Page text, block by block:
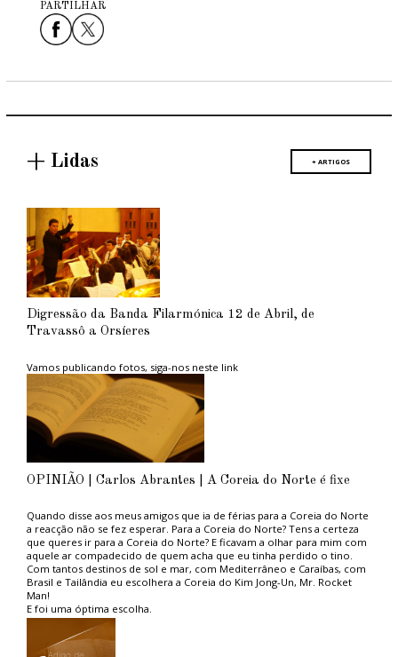
PARTILHAR
+ Lidas + ARTIGOS
Digressão da Banda Filarmónica 12 de Abril, de
Travassô a Orsíeres
Vamos publicando fotos, siga-nos neste link
OPINIÃO | Carlos Abrantes | A Coreia do Norte é fixe
Quando disse aos meus amigos que ia de férias para a Coreia do Norte
a reacção não se fez esperar. Para a Coreia do Norte? Tens a certeza
que queres ir para a Coreia do Norte? E ficavam a olhar para mim com
aquele ar compadecido de quem acha que eu tinha perdido o tino.
Com tantos destinos de sol e mar, com Mediterrâneo e Caraíbas, com
Brasil e Tailândia eu escolhera a Coreia do Kim Jong-Un, Mr. Rocket
Man!
E foi uma óptima escolha.
Aconselho aos ambientalistas do PAN, tão na moda, e aos amantes das
grandes causas politicamente correctas, uma estadia naquele paraíso
ambiental. Não sofrerão com os engarrafamentos das grandes